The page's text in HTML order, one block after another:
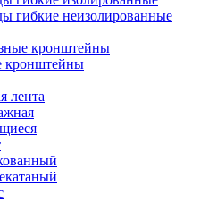
гибкие неизолированные
кронштейны
кронштейны
лента